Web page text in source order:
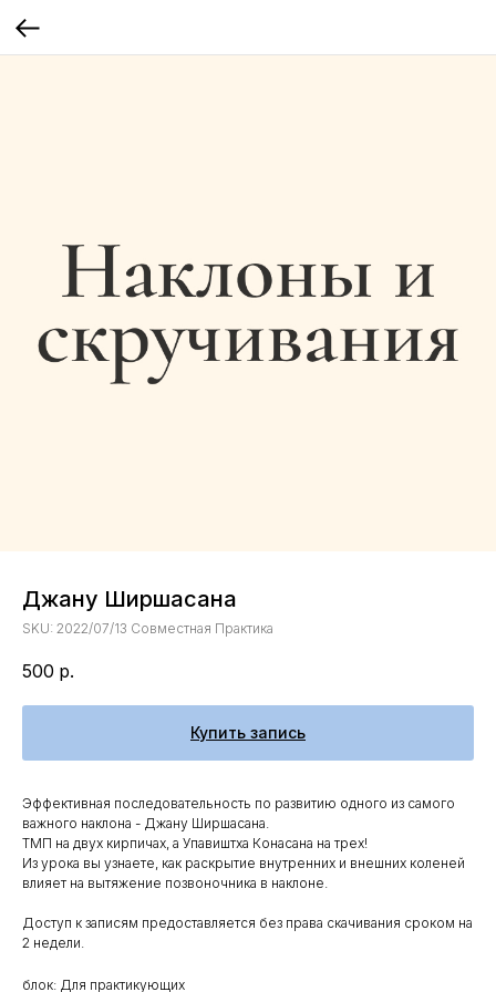
Джану Ширшасана
SKU: 2022/07/13 Совместная Практика
500 р.
Купить запись
Эффективная последовательность по развитию одного из самого
важного наклона - Джану Ширшасана.
ТМП на двух кирпичах, а Упавиштха Конасана на трех!
Из урока вы узнаете, как раскрытие внутренних и внешних коленей
влияет на вытяжение позвоночника в наклоне.
Доступ к записям предоставляется без права скачивания сроком на
2 недели.
блок: Для практикующих